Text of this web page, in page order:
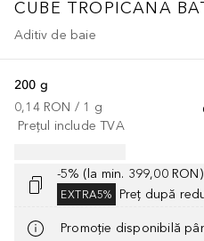
CUBE TROPICANA
Aditiv de baie
200 g
0,14 RON / 1 g
Prețul include TVA
-5% (la min. 399,00
EXTRA5% Preț după
Promoție disponibilă